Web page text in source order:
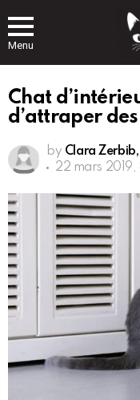
Menu
Chat
d’attraper
by Clara
22 mars 2019,